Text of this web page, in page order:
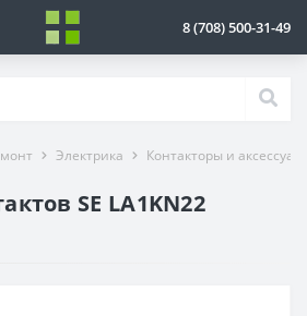
8 (708) 500-31-49
Электрика Контакторы и
SE LA1KN22